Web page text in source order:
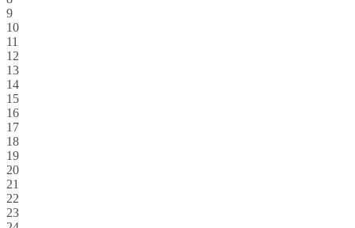
9
10
11
12
13
14
15
16
17
18
19
20
21
22
23